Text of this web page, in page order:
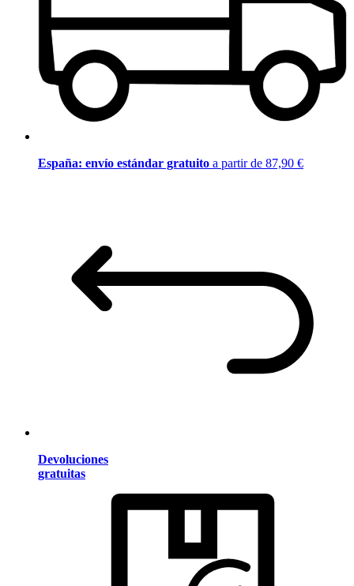
España: envío estándar gratuito a partir de 87,90 €
Devoluciones
gratuitas